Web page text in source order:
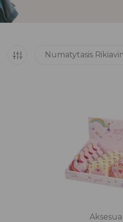
Numatytasis